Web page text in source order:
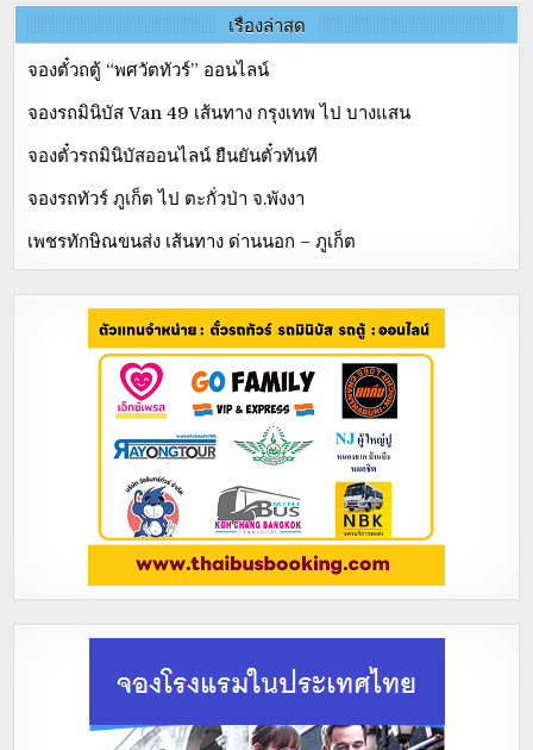
เรื่องล่าสุด
จองตั๋วถตู้ “พศวัตทัวร์” ออนไลน์
จองรถมินิบัส Van 49 เส้นทาง กรุงเทพ ไป บางแสน
จองตั๋วรถมินิบัสออนไลน์ ยืนยันตั๋วทันที
จองรถทัวร์ ภูเก็ต ไป ตะกั่วป่า จ.พังงา
เพชรทักษิณขนส่ง เส้นทาง ด่านนอก – ภูเก็ต